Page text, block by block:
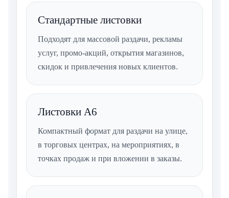
Стандартные листовки
Подходят для массовой раздачи, рекламы
услуг, промо-акций, открытия магазинов,
скидок и привлечения новых клиентов.
Листовки А6
Компактный формат для раздачи на улице,
в торговых центрах, на мероприятиях, в
точках продаж и при вложении в заказы.